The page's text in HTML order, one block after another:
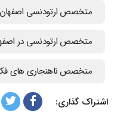
متخصص ارتودنسی اصفهان
متخصص ارتودنسی در
متخصص ناهنجاری های
اشتراک گذاری: